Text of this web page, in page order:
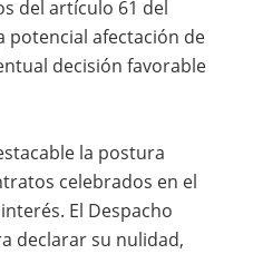
del artículo 61 del
potencial afectación de
decisión favorable
la postura
celebrados en el
El Despacho
declarar su nulidad,